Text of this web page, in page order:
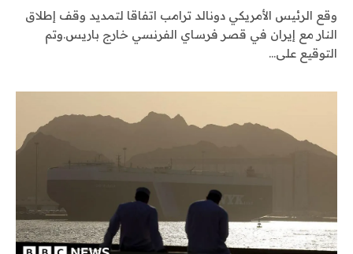
وقع الرئيس الأمريكي دونالد ترامب اتفاقا لتمديد وقف إطلاق
النار مع إيران في قصر فرساي الفرنسي خارج باريس.وتم
التوقيع على…